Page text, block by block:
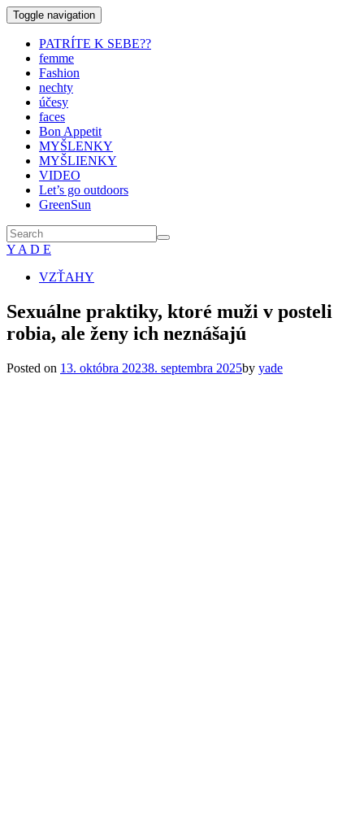
Toggle navigation
PATRÍTE K SEBE??
femme
Fashion
nechty
účesy
faces
Bon Appetit
MYŠLENKY
MYŠLIENKY
VIDEO
Let’s go outdoors
GreenSun
Y A D E
VZŤAHY
Sexuálne praktiky, ktoré muži v posteli
robia, ale ženy ich neznášajú
Posted on 13. októbra 20238. septembra 2025by yade